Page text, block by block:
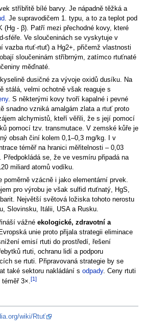
stříbřitě bílé barvy. Je nápadně těžká a
. Je supravodičem 1. typu, a to za teplot pod
(Hg - β). Patří mezi přechodné kovy, které
sféře. Ve sloučeninách se vyskytuje v
vazba rtuť-rtuť) a Hg2+, přičemž vlastnosti
sloučeninám stříbrným, zatímco rtuťnaté
měďnaté.
dusičné za vývoje oxidů dusíku. Na
stálá, velmi ochotně však reaguje s
. S některými kovy tvoří kapalné i pevné
snadno vzniká amalgám zlata a rtuť proto
alchymistů, kteří věřili, že s její pomocí
pomocí tzv. transmutace. V zemské kůře je
obsah činí kolem 0,1–0,3 mg/kg. I v
téměř na hranici měřitelnosti – 0,03
Předpokládá se, že ve vesmíru připadá na
miliard atomů vodíku.
vzácně i jako elementární prvek.
pro výrobu je však sulfid rtuťnatý, HgS,
Největší světová ložiska tohoto nerostu
Slovinsku, Itálii, USA a Rusku.
vážné ekologické, zdravotní a
unie proto přijala strategii eliminace
emisí rtuti do prostředí, řešení
rtuti, ochranu lidí a podporu
se rtuti. Připravovaná strategie by se
také sektoru nakládání s odpady. Ceny rtuti
3×.[1]
wiki/Rtuť